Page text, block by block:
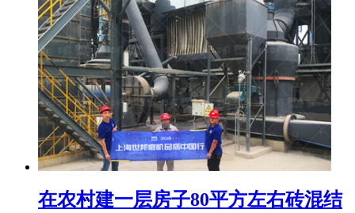
在农村建一层房子80平方左右砖混结